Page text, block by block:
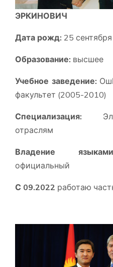
ЭРКИНОВИЧ
Дата рожд: 25
Образование: высшее
Учебное заведение:
факультет (2005-2010)
Специализация:
отраслям
Владение
официальный
С 09.2022 работаю